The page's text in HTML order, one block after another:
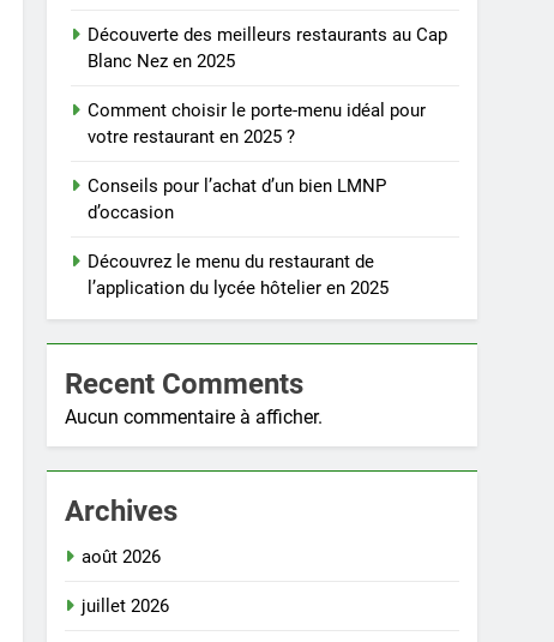
Découverte des meilleurs restaurants au Cap
Blanc Nez en 2025
Comment choisir le porte-menu idéal pour
votre restaurant en 2025 ?
Conseils pour l’achat d’un bien LMNP
d’occasion
Découvrez le menu du restaurant de
l’application du lycée hôtelier en 2025
Recent Comments
Aucun commentaire à afficher.
Archives
août 2026
juillet 2026